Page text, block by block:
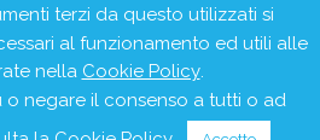
S.r.l. ©2024 - C.da Borgesia,
terzi da questo utilizzati si
al funzionamento ed utili alle
nella Cookie Policy.
o negare il consenso a tutti o ad